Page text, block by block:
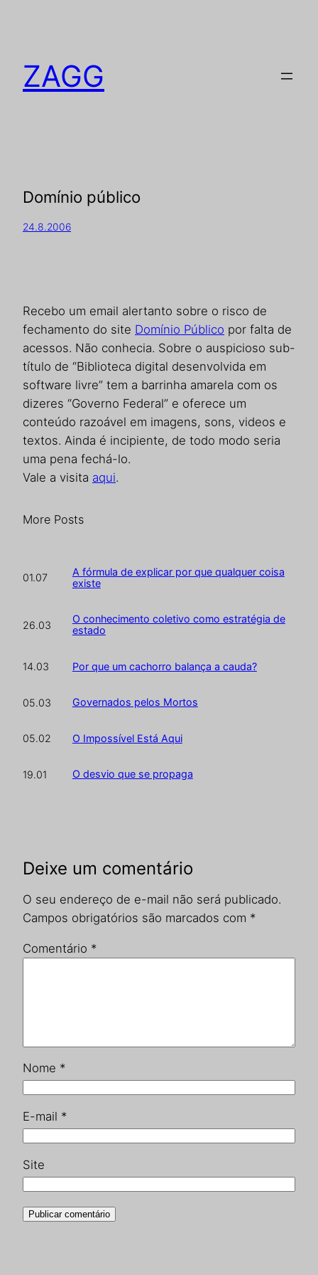
ZAGG
Domínio público
24.8.2006
Recebo um email alertanto sobre o risco de
fechamento do site Domínio Público por falta de
acessos. Não conhecia. Sobre o auspicioso sub-
título de “Biblioteca digital desenvolvida em
software livre” tem a barrinha amarela com os
dizeres “Governo Federal” e oferece um
conteúdo razoável em imagens, sons, videos e
textos. Ainda é incipiente, de todo modo seria
uma pena fechá-lo.
Vale a visita aqui.
More Posts
01.07
A fórmula de explicar por que qualquer coisa
existe
26.03
O conhecimento coletivo como estratégia de
estado
14.03 Por que um cachorro balança a cauda?
05.03 Governados pelos Mortos
05.02 O Impossível Está Aqui
19.01 O desvio que se propaga
Deixe um comentário
O seu endereço de e-mail não será publicado.
Campos obrigatórios são marcados com *
Comentário *
Nome *
E-mail *
Site